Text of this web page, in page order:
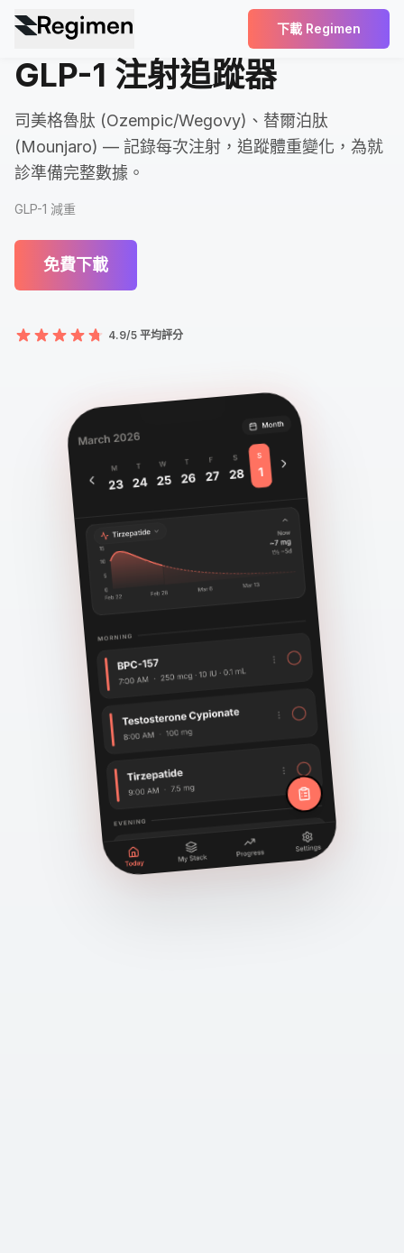
下載 Regimen
GLP-1 注射追蹤器
司美格魯肽 (Ozempic/Wegovy)、替爾泊肽
(Mounjaro) — 記錄每次注射，追蹤體重變化，為就
診準備完整數據。
GLP-1 減重
免費下載
4.9/5 平均評分